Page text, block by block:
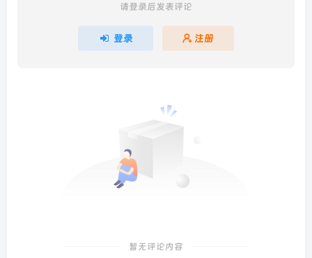
请登录后发表评论
登录 注册
暂无评论内容